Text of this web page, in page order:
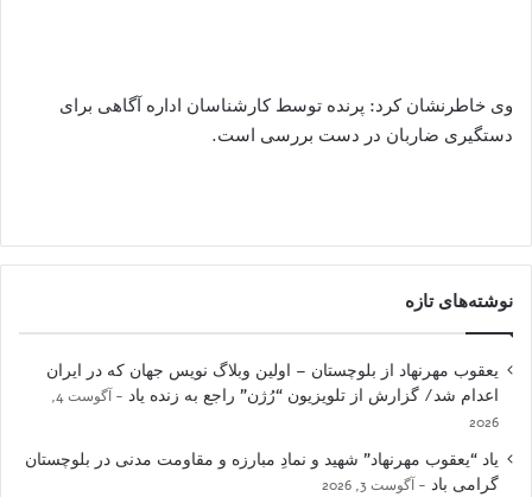
وی خاطرنشان کرد: پرنده توسط کارشناسان اداره آگاهی برای
دستگیری ضاربان در دست بررسی است.
نوشته‌های تازه
یعقوب مهرنهاد از بلوچستان – اولین وبلاگ نویس جهان که در ایران
اعدام شد/ گزارش از تلویزیون “رُژن” راجع به زنده یاد
آگوست 4,
2026
یاد “یعقوب مهرنهاد” شهید و نمادِ مبارزه و مقاومت مدنی در بلوچستان
گرامی باد
آگوست 3, 2026